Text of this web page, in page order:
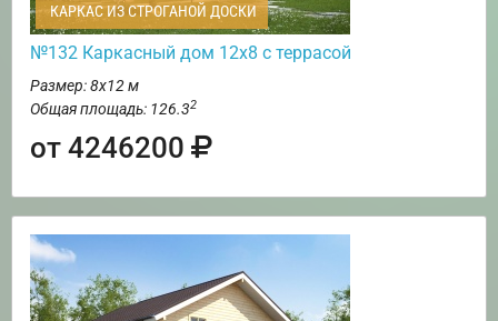
КАРКАС ИЗ СТРОГАНОЙ ДОСКИ
№132 Каркасный дом 12х8 с террасой
Размер: 8х12 м
Общая площадь: 126.32
от 4246200